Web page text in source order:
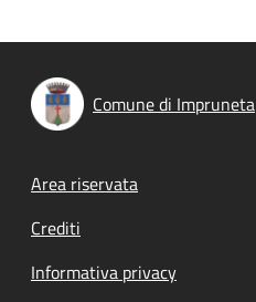
Comune di Impruneta
Footer menu
Area riservata
Crediti
Informativa privacy